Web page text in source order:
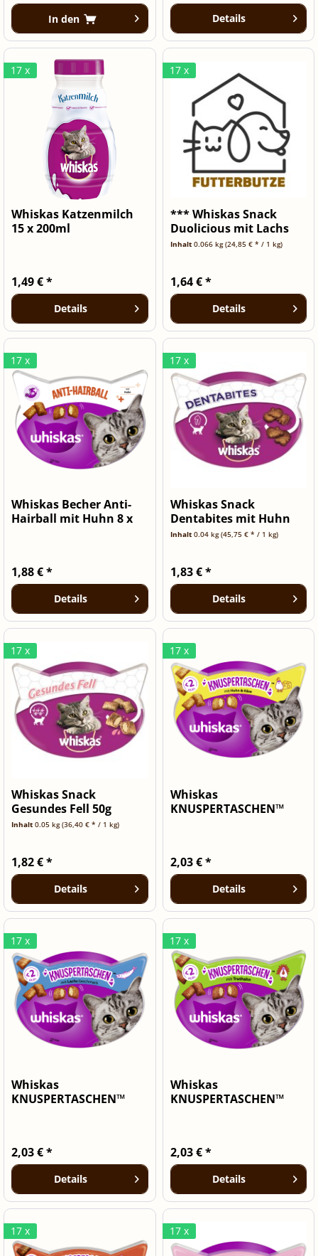
In den Details
17 x
Whiskas Katzenmilch
15 x 200ml
1,49 € *
Details
17 x
*** Whiskas Snack
Duolicious mit Lachs
&...
Inhalt 0.066 kg(24,85 € * / 1 kg)
1,64 € *
Details
17 x
Whiskas Becher Anti-
Hairball mit Huhn 8 x
1,88 € *
Details
17 x
Whiskas Snack
Dentabites mit Huhn
40g
Inhalt 0.04 kg(45,75 € * / 1 kg)
1,83 € *
Details
17 x
Whiskas Snack
Gesundes Fell 50g
Inhalt0.05 kg(36,40 € * / 1 kg)
1,82 € *
Details
17 x
Whiskas
KNUSPERTASCHEN™
2,03 € *
Details
17 x
Whiskas
KNUSPERTASCHEN™
2,03 € *
Details
17 x
Whiskas
KNUSPERTASCHEN™
2,03 € *
Details
17 x 17 x